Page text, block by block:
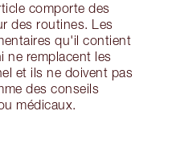
comporte des
des routines. Les
qu'il contient
ne remplacent les
et ils ne doivent pas
des conseils
médicaux.